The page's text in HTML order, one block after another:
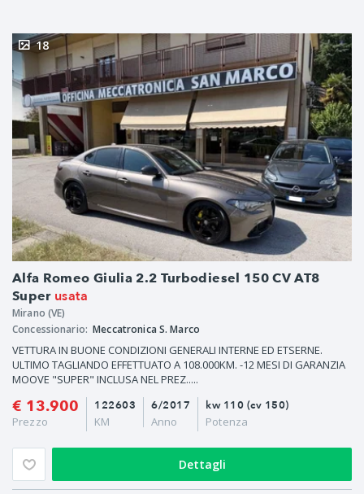
Alfa Romeo Giulia 2.2 Turbodiesel 150 CV AT8
Super usata
18
Mirano (VE)
Concessionario: Meccatronica S. Marco
VETTURA IN BUONE CONDIZIONI GENERALI INTERNE ED ETSERNE.
ULTIMO TAGLIANDO EFFETTUATO A 108.000KM. -12 MESI DI GARANZIA
MOOVE "SUPER" INCLUSA NEL PREZ.....
€ 13.900
Prezzo
6/2017
Anno
122603
KM
kw 110 (cv 150)
Potenza
Dettagli